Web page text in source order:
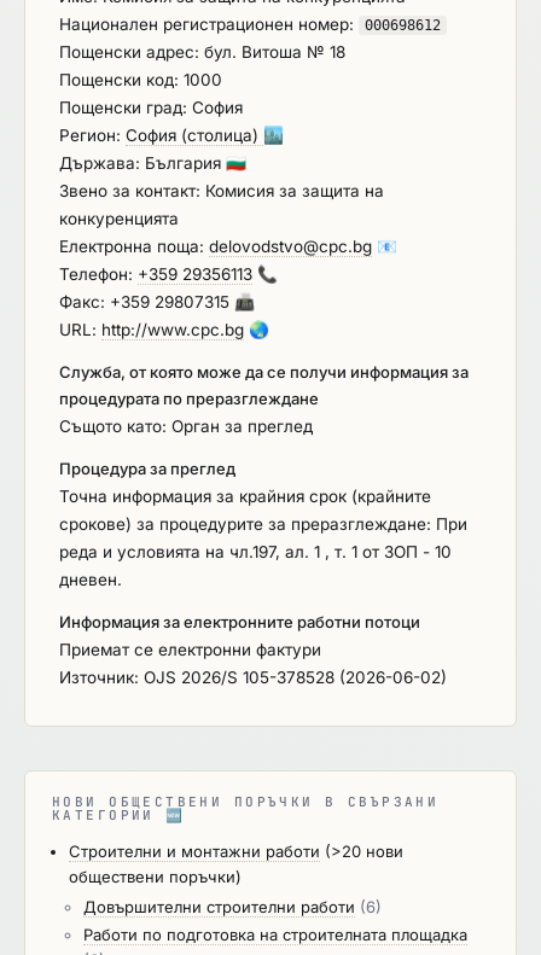
време след отварянето на офертите представяне
на всички или част от документите, чрез които
се доказва информацията, посочена в ЕЕДОП,
когато това е необходимо за законосъобразното
възлагане на поръчката. 3. Съгласно чл.112, ал.1,
т.2 от ЗОП преди сключването на договор
възложителят изисква от участника, определен
за изпълнител, да предостави документи,
удостоверяващи липсата на основанията за
отстраняване от процедурата и съответствие с
поставените критерии за подбор. Документите
се представят и за подизпълнителите и третите
обединение, което не е юридическо лице,
следва да представи копие от документ за
създаване на обединението, съдържащ
информация за: правата и задълженията на
участниците в обединението; уговаряне на
солидарна отговорност, когато такава не е
предвидена съгласно приложимото
законодателство; дейностите, които ще
което е упълномощено да представлява
обединението. 5. Възложителят ще отстранява
участници, които не са декриптирали
5отЗОП. 6. Възложителят ще отстранява от
участие в процедурата участник, чието
изпълнява всички или някое от изискванията на
възложителя съгласно техническата
спецификация, както и участник в случаите по
чл.35а, ал.3 от ППЗОП. Възложителят ще
Национален регистрационен номер:
000698612
Пощенски адрес: бул. Витоша № 18
Пощенски код: 1000
Пощенски град: София
Регион: София (столица) 🏙️
Държава: България 🇧🇬
Звено за контакт: Комисия за защита на
конкуренцията
Електронна поща: delovodstvo@cpc.bg 📧
Телефон: +359 29356113 📞
Факс: +359 29807315 📠
URL: http://www.cpc.bg 🌏
Служба, от която може да се получи информация за
процедурата по преразглеждане
Същото като: Орган за преглед
Процедура за преглед
Точна информация за крайния срок (крайните
срокове) за процедурите за преразглеждане: При
реда и условията на чл.197, ал. 1 , т. 1 от ЗОП - 10
дневен.
Информация за електронните работни потоци
Приемат се електронни фактури
Източник: OJS 2026/S 105-378528 (2026-06-02)
НОВИ ОБЩЕСТВЕНИ ПОРЪЧКИ В СВЪРЗАНИ
КАТЕГОРИИ 🆕
Строителни и монтажни работи (>20 нови
обществени поръчки)
Довършителни строителни работи (6)
Работи по подготовка на строителната площадка